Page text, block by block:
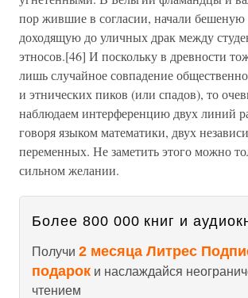
пор жившие в согласии, начали бешеную
доходящую до уличных драк между
этносов.[46] И поскольку в древности
лишь случайное совпадение
и этнических пиков (или спадов), то
наблюдаем интерференцию двух линий
говоря языком математики, двух
переменных. Не заметить этого можно
сильном желании.
Более 800 000 книг и
Получи 2 месяца Литрес
подарок и наслаждайся
чтением